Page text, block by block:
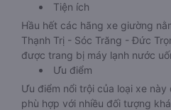
Tiện ích
Hầu hết các hãng xe giường
Thạnh Trị - Sóc Trăng - Đức
được trang bị máy lạnh nước
Ưu điểm
Ưu điểm nổi trội của loại xe này
phù hợp với nhiều đối tượng